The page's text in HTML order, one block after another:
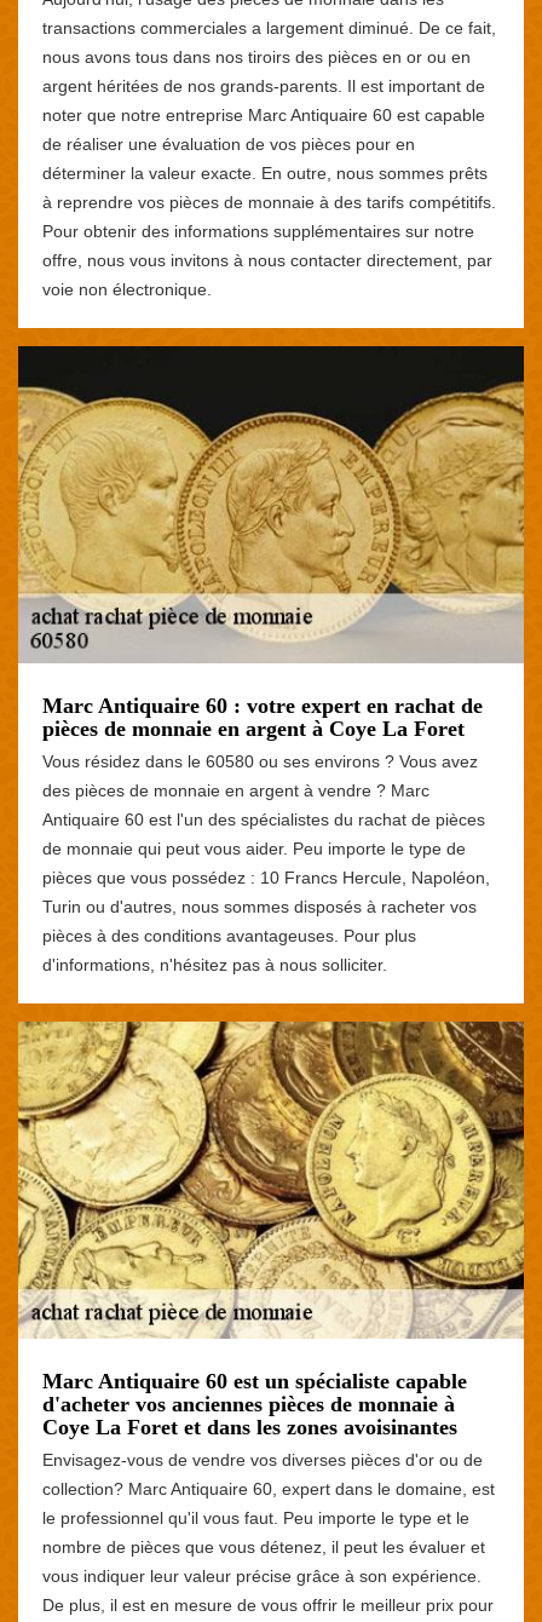
transactions commerciales a largement diminué. De ce fait,
nous avons tous dans nos tiroirs des pièces en or ou en
argent héritées de nos grands-parents. Il est important de
noter que notre entreprise Marc Antiquaire 60 est capable
de réaliser une évaluation de vos pièces pour en
déterminer la valeur exacte. En outre, nous sommes prêts
à reprendre vos pièces de monnaie à des tarifs compétitifs.
Pour obtenir des informations supplémentaires sur notre
offre, nous vous invitons à nous contacter directement, par
voie non électronique.
Marc Antiquaire 60 : votre expert en rachat de
pièces de monnaie en argent à Coye La Foret
Vous résidez dans le 60580 ou ses environs ? Vous avez
des pièces de monnaie en argent à vendre ? Marc
Antiquaire 60 est l'un des spécialistes du rachat de pièces
de monnaie qui peut vous aider. Peu importe le type de
pièces que vous possédez : 10 Francs Hercule, Napoléon,
Turin ou d'autres, nous sommes disposés à racheter vos
pièces à des conditions avantageuses. Pour plus
d'informations, n'hésitez pas à nous solliciter.
Marc Antiquaire 60 est un spécialiste capable
d'acheter vos anciennes pièces de monnaie à
Coye La Foret et dans les zones avoisinantes
Envisagez-vous de vendre vos diverses pièces d'or ou de
collection? Marc Antiquaire 60, expert dans le domaine, est
le professionnel qu'il vous faut. Peu importe le type et le
nombre de pièces que vous détenez, il peut les évaluer et
vous indiquer leur valeur précise grâce à son expérience.
De plus, il est en mesure de vous offrir le meilleur prix pour